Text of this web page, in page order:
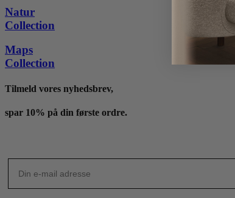
Natur
Collection
Maps
Collection
Tilmeld vores nyhedsbrev,
spar 10% på din første ordre.